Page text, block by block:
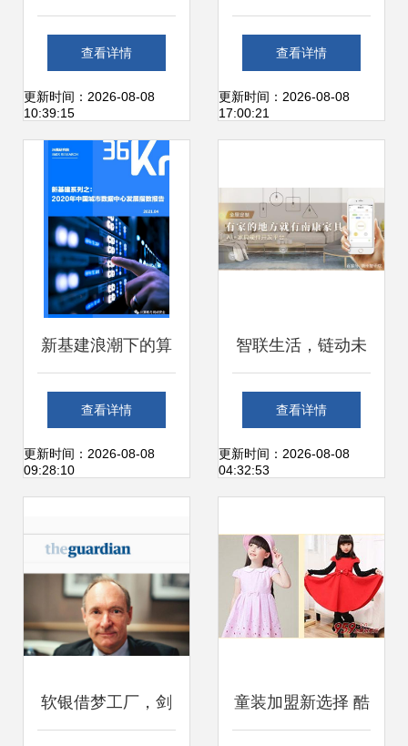
通信新纪元的速度
与变革
查看详情
更新时间：2026-08-08
10:39:15
日速览 从Wi-Fi到
Mesh组网的核心解
查看详情
更新时间：2026-08-08
17:00:21
新基建浪潮下的算
力基石 2020年中
国城市数据中心发
查看详情
更新时间：2026-08-08
09:28:10
智联生活，链动未
来 南康工业旅游中
的区块链与智能家
查看详情
更新时间：2026-08-08
04:32:53
软银借梦工厂，剑 童装加盟新选择 酷